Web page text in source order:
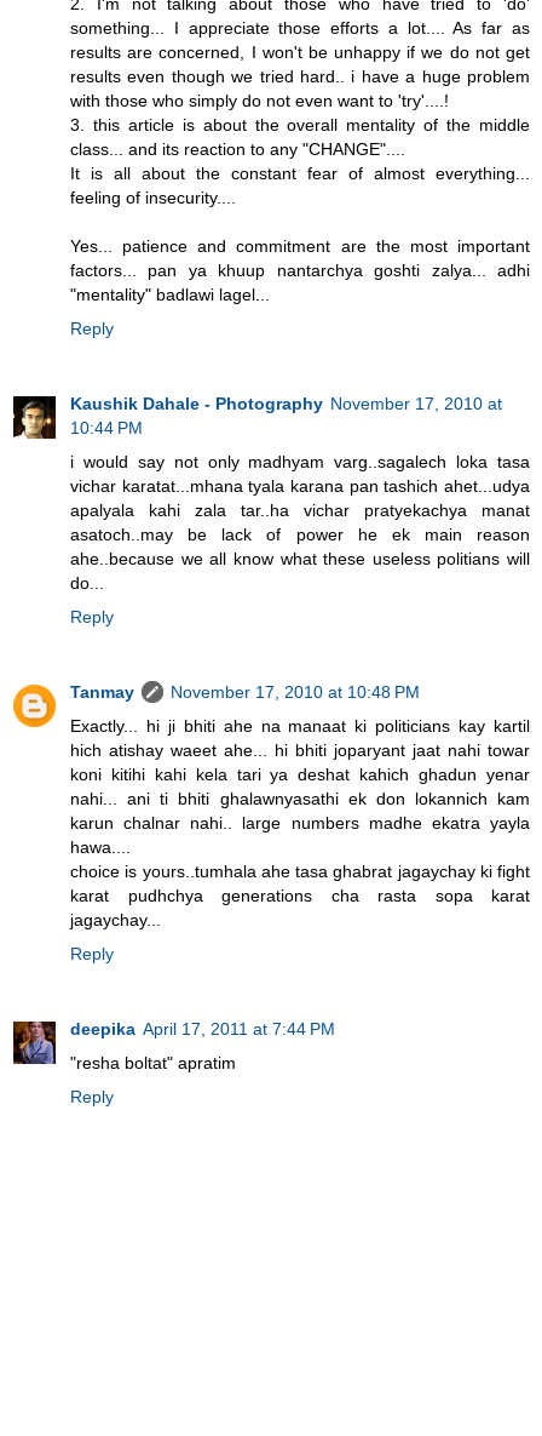
2. I'm not talking about those who have tried to 'do'
something... I appreciate those efforts a lot.... As far as
results are concerned, I won't be unhappy if we do not get
results even though we tried hard.. i have a huge problem
with those who simply do not even want to 'try'....!
3. this article is about the overall mentality of the middle
class... and its reaction to any "CHANGE"....
It is all about the constant fear of almost everything...
feeling of insecurity....
Yes... patience and commitment are the most important
factors... pan ya khuup nantarchya goshti zalya... adhi
"mentality" badlawi lagel...
Reply
Kaushik Dahale - Photography November 17, 2010 at
10:44 PM
i would say not only madhyam varg..sagalech loka tasa
vichar karatat...mhana tyala karana pan tashich ahet...udya
apalyala kahi zala tar..ha vichar pratyekachya manat
asatoch..may be lack of power he ek main reason
ahe..because we all know what these useless politians will
do...
Reply
Tanmay
November 17, 2010 at 10:48 PM
Exactly... hi ji bhiti ahe na manaat ki politicians kay kartil
hich atishay waeet ahe... hi bhiti joparyant jaat nahi towar
koni kitihi kahi kela tari ya deshat kahich ghadun yenar
nahi... ani ti bhiti ghalawnyasathi ek don lokannich kam
karun chalnar nahi.. large numbers madhe ekatra yayla
hawa....
choice is yours..tumhala ahe tasa ghabrat jagaychay ki fight
karat pudhchya generations cha rasta sopa karat
jagaychay...
Reply
deepika April 17, 2011 at 7:44 PM
"resha boltat" apratim
Reply